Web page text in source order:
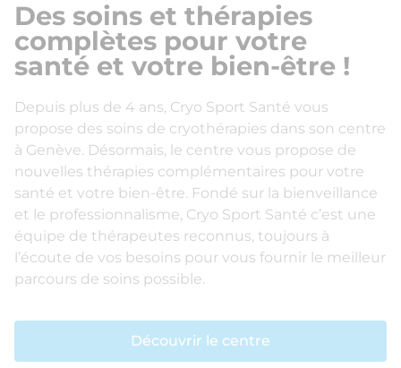
Des soins et thérapies
complètes pour votre
santé et votre bien-être !
Depuis plus de 4 ans, Cryo Sport Santé vous
propose des soins de cryothérapies dans son centre
à Genève. Désormais, le centre vous propose de
nouvelles thérapies complémentaires pour votre
santé et votre bien-être. Fondé sur la bienveillance
et le professionnalisme, Cryo Sport Santé c’est une
équipe de thérapeutes reconnus, toujours à
l’écoute de vos besoins pour vous fournir le meilleur
parcours de soins possible.
Découvrir le centre